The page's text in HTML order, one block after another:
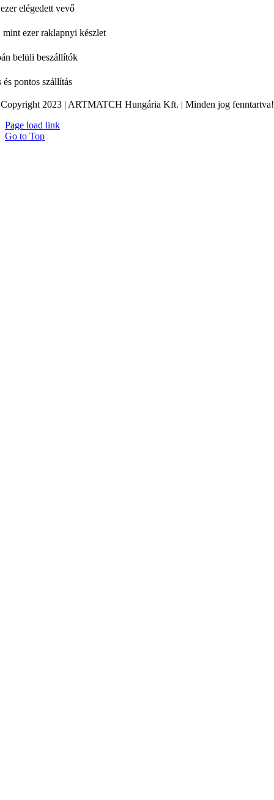
elégedett vevő
mint ezer raklapnyi készlet
belüli beszállítók
és pontos szállítás
Copyright 2023 | ARTMATCH Hungária Kft. | Minden jog fenntartva!
Page load link
Go to Top